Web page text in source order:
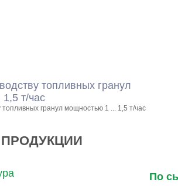
топливных гранул
т/час
топливных гранул мощностью 1 ... 1,5 т/час
ПРОДУКЦИИ
По